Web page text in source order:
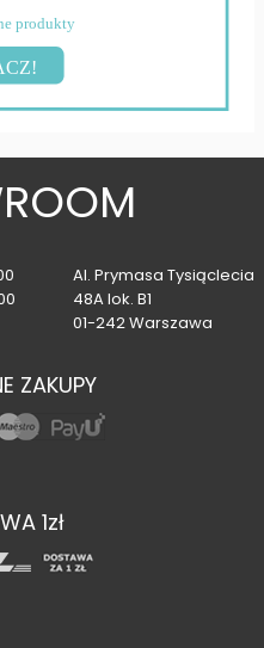
produkty
Al. Prymasa Tysiąclecia
48A lok. B1
01-242 Warszawa
ZAKUPY
1zł